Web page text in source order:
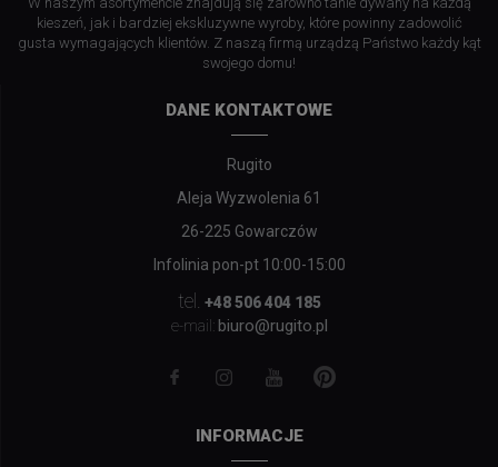
kieszeń, jak i bardziej ekskluzywne wyroby, które powinny zadowolić
gusta wymagających klientów. Z naszą firmą urządzą Państwo każdy kąt
swojego domu!
DANE KONTAKTOWE
Rugito
Aleja Wyzwolenia 61
26-225 Gowarczów
Infolinia pon-pt 10:00-15:00
tel. +48 506 404 185
e-mail: biuro@rugito.pl
INFORMACJE